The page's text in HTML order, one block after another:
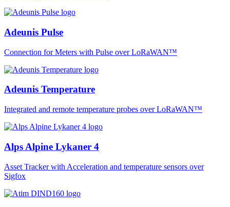
Adeunis Pulse
Connection for Meters with Pulse over LoRaWAN™
Adeunis Temperature
Integrated and remote temperature probes over LoRaWAN™
Alps Alpine Lykaner 4
Asset Tracker with Acceleration and temperature sensors over
Sigfox